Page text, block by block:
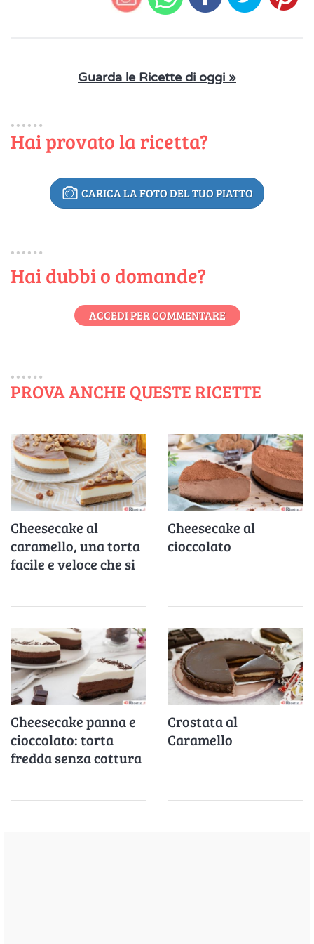
Guarda le Ricette di oggi »
Hai provato la ricetta?
CARICA LA FOTO DEL TUO PIATTO
Hai dubbi o domande?
ACCEDI PER COMMENTARE
PROVA ANCHE QUESTE RICETTE
Cheesecake al
caramello, una torta
facile e veloce che si
Cheesecake al
cioccolato
Cheesecake panna e
cioccolato: torta
fredda senza cottura
Crostata al
Caramello